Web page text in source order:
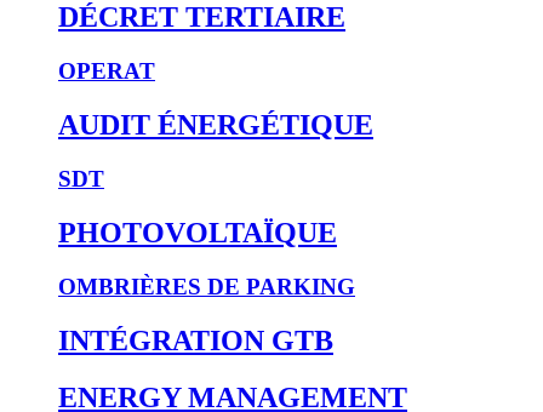
DÉCRET TERTIAIRE
OPERAT
AUDIT ÉNERGÉTIQUE
SDT
PHOTOVOLTAÏQUE
OMBRIÈRES DE PARKING
INTÉGRATION GTB
ENERGY MANAGEMENT